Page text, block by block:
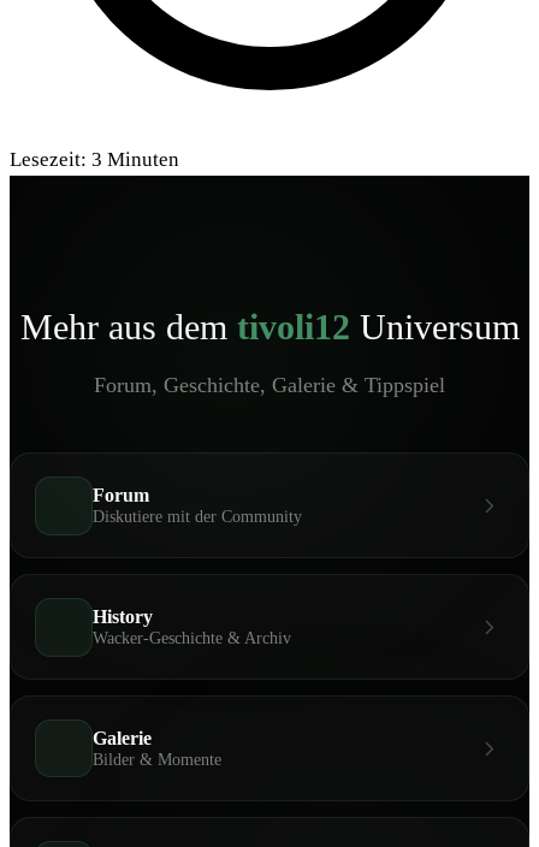
Lesezeit: 3 Minuten
Mehr aus dem tivoli12 Universum
Forum, Geschichte, Galerie & Tippspiel
Forum
Diskutiere mit der Community
History
Wacker-Geschichte & Archiv
Galerie
Bilder & Momente